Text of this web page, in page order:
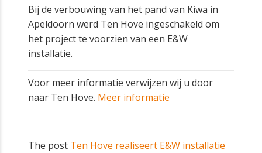
Bij de verbouwing van het pand van Kiwa in
Apeldoorn werd Ten Hove ingeschakeld om
het project te voorzien van een E&W
installatie.
Voor meer informatie verwijzen wij u door
naar Ten Hove. Meer informatie
The post Ten Hove realiseert E&W installatie